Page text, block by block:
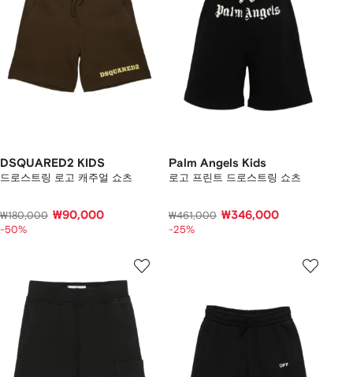
DSQUARED2 KIDS
드로스트링 로고 캐주얼 쇼츠
₩180,000 ₩90,000
-50%
Palm Angels Kids
로고 프린트 드로스트링 쇼츠
₩461,000 ₩346,000
-25%